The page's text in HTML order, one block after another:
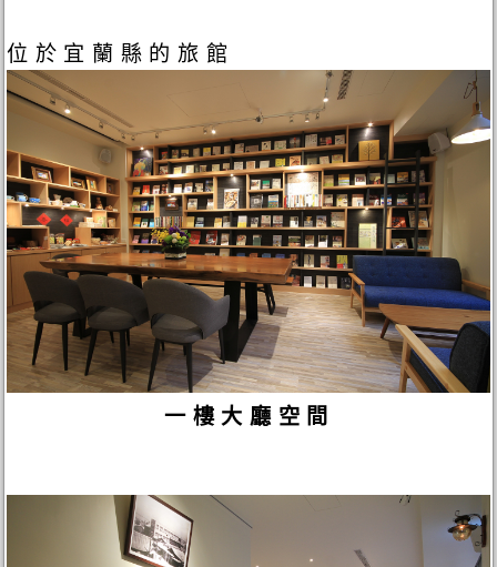
位於宜蘭縣的旅館
一樓大廳空間